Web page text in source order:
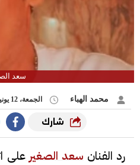
سعد
محمد الهباء الجمعة، 12 يونيو 2026 10:34 ص
شارك
رد الفنان سعد الصغيرعلى